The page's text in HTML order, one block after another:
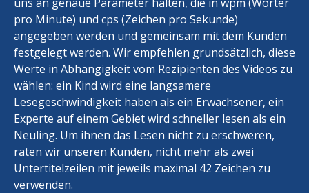
pro Minute) und cps (Zeichen pro Sekunde)
angegeben werden und gemeinsam mit dem Kunden
festgelegt werden. Wir empfehlen grundsätzlich, diese
Werte in Abhängigkeit vom Rezipienten des Videos zu
wählen: ein Kind wird eine langsamere
Lesegeschwindigkeit haben als ein Erwachsener, ein
Experte auf einem Gebiet wird schneller lesen als ein
Neuling. Um ihnen das Lesen nicht zu erschweren,
raten wir unseren Kunden, nicht mehr als zwei
Untertitelzeilen mit jeweils maximal 42 Zeichen zu
verwenden.